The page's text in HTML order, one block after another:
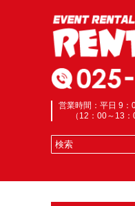
営業時間：平日 9：
（12：00～13